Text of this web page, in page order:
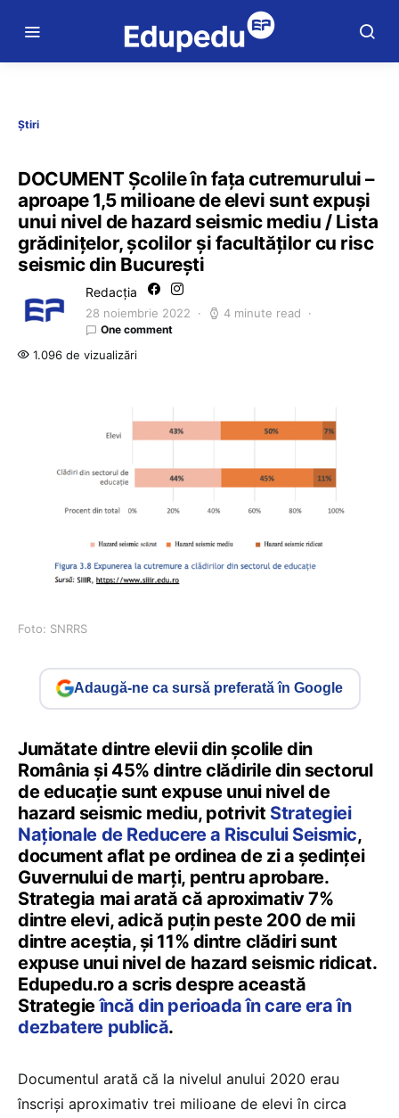
Știri
DOCUMENT Școlile în fața cutremurului –
aproape 1,5 milioane de elevi sunt expuși
unui nivel de hazard seismic mediu / Lista
grădinițelor, școlilor și facultăților cu risc
seismic din București
Redacția
28 noiembrie 2022 4 minute read
One comment
1.096 de vizualizări
Foto: SNRRS
Adaugă-ne ca sursă preferată în Google
Jumătate dintre elevii din școlile din
România și 45% dintre clădirile din sectorul
de educație sunt expuse unui nivel de
hazard seismic mediu, potrivit Strategiei
Naționale de Reducere a Riscului Seismic,
document aflat pe ordinea de zi a ședinței
Guvernului de marți, pentru aprobare.
Strategia mai arată că aproximativ 7%
dintre elevi, adică puțin peste 200 de mii
dintre aceștia, și 11% dintre clădiri sunt
expuse unui nivel de hazard seismic ridicat.
Edupedu.ro a scris despre această
Strategieîncă din perioada în care era în
dezbatere publică.
Documentul arată că la nivelul anului 2020 erau
înscriși aproximativ trei milioane de elevi în circa